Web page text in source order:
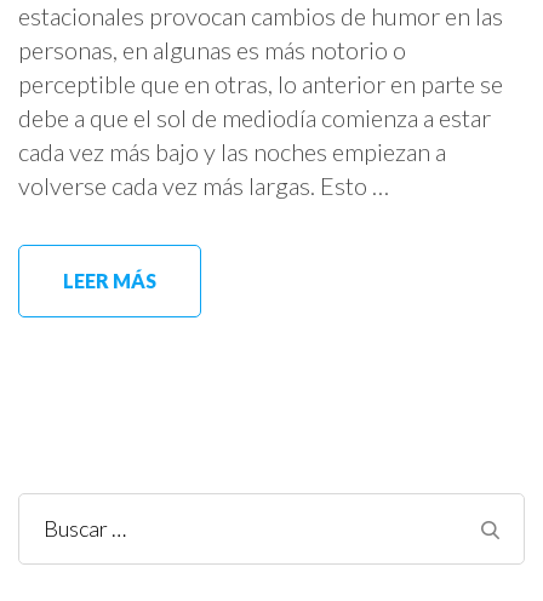
estacionales provocan cambios de humor en las
personas, en algunas es más notorio o
perceptible que en otras, lo anterior en parte se
debe a que el sol de mediodía comienza a estar
cada vez más bajo y las noches empiezan a
volverse cada vez más largas. Esto …
LEER MÁS
Buscar: